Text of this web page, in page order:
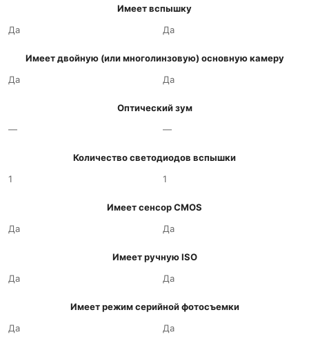
Имеет вспышку
Да
Да
Имеет двойную (или многолинзовую) основную камеру
Да
Да
Оптический зум
—
—
Количество светодиодов вспышки
1
1
Имеет сенсор CMOS
Да
Да
Имеет ручную ISO
Да
Да
Имеет режим серийной фотосъемки
Да
Да